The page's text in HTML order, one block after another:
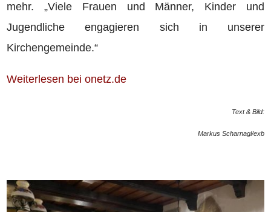
mehr. „Viele Frauen und Männer, Kinder und
Jugendliche engagieren sich in unserer
Kirchengemeinde.“
Weiterlesen bei onetz.de
Text & Bild:
Markus Scharnagl/exb